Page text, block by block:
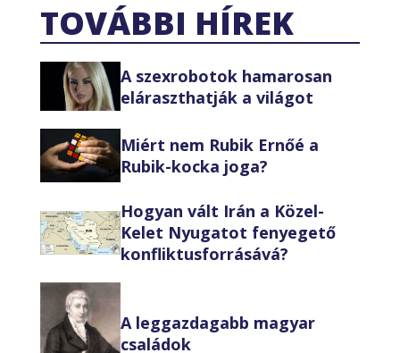
TOVÁBBI HÍREK
A szexrobotok hamarosan
eláraszthatják a világot
Miért nem Rubik Ernőé a
Rubik-kocka joga?
Hogyan vált Irán a Közel-
Kelet Nyugatot fenyegető
konfliktusforrásává?
A leggazdagabb magyar
családok